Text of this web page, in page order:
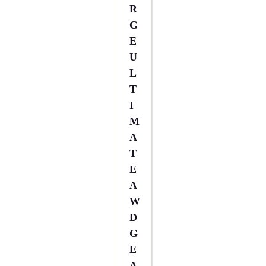
R
G
E
U
L
T
I
M
A
T
E
A
W
D
G
E